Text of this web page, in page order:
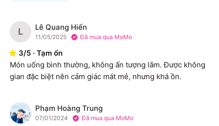
L Lê Quang Hiển
11/05/2025 Đã mua qua MoMo
3/5 · Tạm ổn
Món uống bình thường, không ấn tượng lắm. Được không
gian đặc biệt nên cảm giác mát mẻ, nhưng khá ồn.
P Phạm Hoàng Trung
07/01/2024 Đã mua qua MoMo